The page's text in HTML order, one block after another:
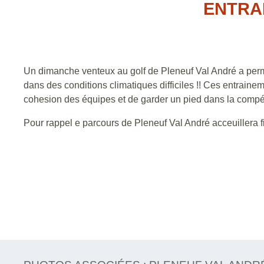
Un dimanche venteux au golf de Pleneuf Val André a
dans des conditions climatiques difficiles !! Ces
cohesion des équipes et de garder un pied dans la
Pour rappel e parcours de Pleneuf Val André